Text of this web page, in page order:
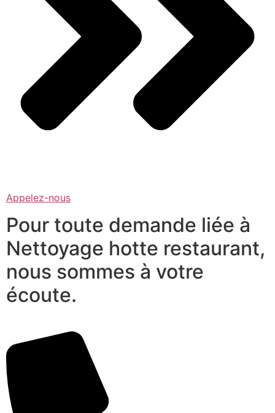
Appelez-nous
Pour toute demande liée à
Nettoyage hotte restaurant,
nous sommes à votre
écoute.